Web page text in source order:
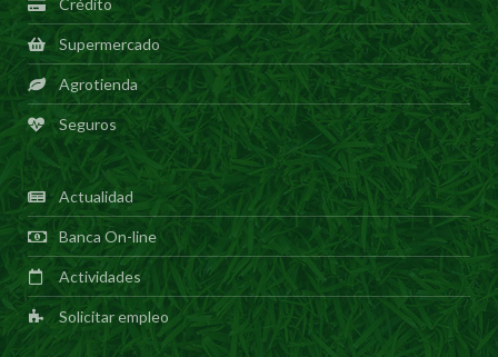
Crédito
Supermercado
Agrotienda
Seguros
Actualidad
Banca On-line
Actividades
Solicitar empleo